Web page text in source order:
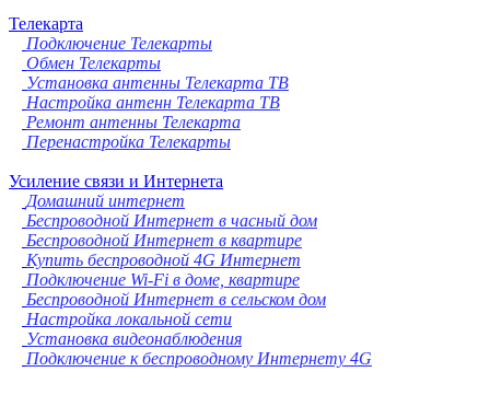
Телекарта
Подключение Телекарты
Обмен Телекарты
Установка антенны Телекарта ТВ
Настройка антенн Телекарта ТВ
Ремонт антенны Телекарта
Перенастройка Телекарты
Усиление связи и Интернета
Домашний интернет
Беспроводной Интернет в часный дом
Беспроводной Интернет в квартире
Купить беспроводной 4G Интернет
Подключение Wi-Fi в доме, квартире
Беспроводной Интернет в сельском дом
Настройка локальной сети
Установка видеонаблюдения
Подключение к беспроводному Интернету 4G